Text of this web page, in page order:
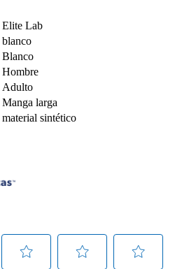
Elite Lab
blanco
Blanco
Hombre
Adulto
Manga larga
material sintético